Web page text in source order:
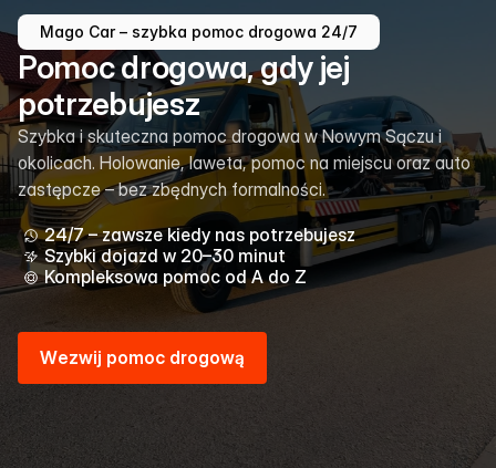
Mago Car – szybka pomoc drogowa 24/7
Pomoc drogowa, gdy jej
potrzebujesz
Szybka i skuteczna pomoc drogowa w Nowym Sączu i
okolicach. Holowanie, laweta, pomoc na miejscu oraz auto
zastępcze – bez zbędnych formalności.
24/7 – zawsze kiedy nas potrzebujesz
Szybki dojazd w 20–30 minut
Kompleksowa pomoc od A do Z
Wezwij pomoc drogową